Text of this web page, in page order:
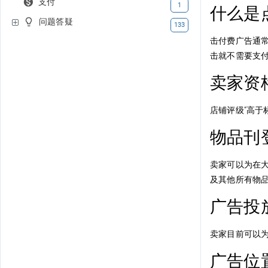
1
问题答疑 133
什么是
击付费广告通
击就不需要支
卖家资
店铺评级“高于
物品刊
卖家可以为在
及其他所有物
广告投
卖家目前可以
广告位